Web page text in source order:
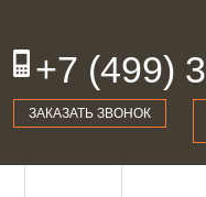
+7 (499)
19
ЗАКАЗАТЬ ЗВОНОК